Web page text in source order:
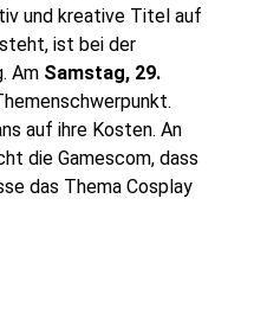
und kreative Titel auf
ist bei der
Am Samstag, 29.
auf ihre Kosten. An
die Gamescom, dass
das Thema Cosplay